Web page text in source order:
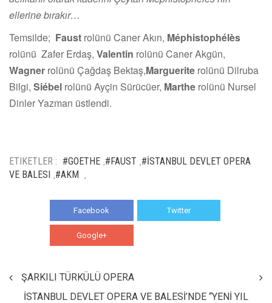
ellerine bırakır…
Temsilde; Faust rolünü Caner Akın, Méphistophélès
rolünü Zafer Erdaş, Valentin rolünü Caner Akgün,
Wagner rolünü Çağdaş Bektaş,Marguerite rolünü Dilruba
Bilgi, Siébel rolünü Ayçin Sürücüer, Marthe rolünü Nursel
Dinler Yazman üstlendi.
ETIKETLER : #GOETHE #FAUST #İSTANBUL DEVLET OPERA
VE BALESI #AKM
Facebook Twitter
Google+
ŞARKILI TÜRKÜLÜ OPERA
İSTANBUL DEVLET OPERA VE BALESİ’NDE “YENİ YIL